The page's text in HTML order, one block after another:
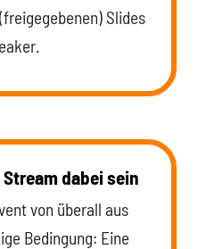
Slides
dabei sein
von überall aus
Bedingung: Eine